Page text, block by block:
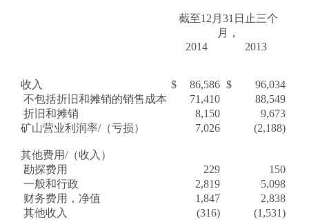
截至12月31日 止三个
月，
2014
2013
收入 $ 86,586 $
96,034
不包括折旧和摊销的销售成本
71,410
88,549
折旧和摊销
8,150
9,673
矿山营业利润率/（亏损）
7,026 (2,188)
其他费用/（收入）
勘探费用
229
150
一般和行政
2,819
5,098
财务费用，净值
1,847
2,838
其他收入
(316)
(1,531)